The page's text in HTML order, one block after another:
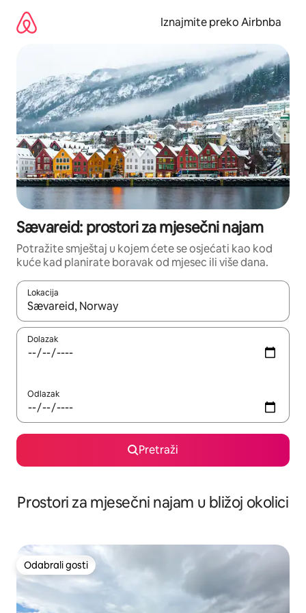
sadržaj
Iznajmite preko Airbnba
Sævareid: prostori za mjesečni najam
Potražite smještaj u kojem ćete se osjećati kao kod
kuće kad planirate boravak od mjesec ili više dana.
Lokacija
Kada budu dostupni rezultati, moći ćete ih pregledati
Dolazak
Odlazak
Pretraži
Prostori za mjesečni najam u bližoj okolici
Odabrali gosti
Odabrali gosti